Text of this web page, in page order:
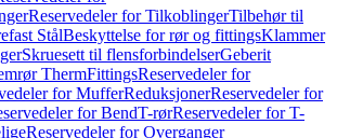
Reservedeler for TilkoblingerTilbehør til
StålBeskyttelse for rør og fittingsKlammer
Skruesett til flensforbindelserGeberit
ThermFittingsReservedeler for
for MufferReduksjonerReservedeler for
for BendT-rørReservedeler for T-
Reservedeler for Overganger